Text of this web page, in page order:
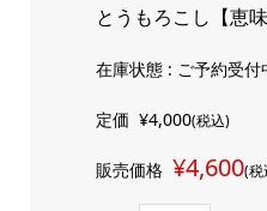
とうもろこし【恵
在庫状態 : ご予約受付
定価 ¥4,000(税込)
販売価格 ¥4,600(税